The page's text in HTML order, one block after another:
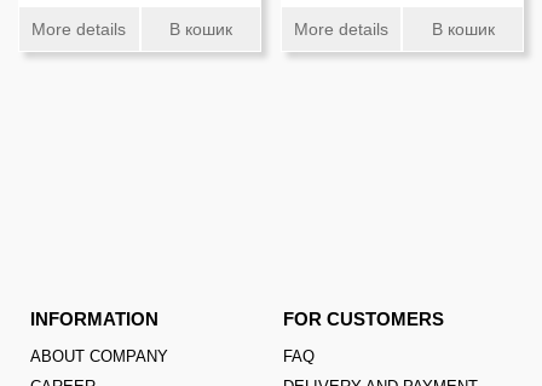
More details В кошик More details В кошик
INFORMATION
ABOUT COMPANY
FOR CUSTOMERS
FAQ